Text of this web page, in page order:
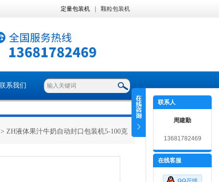
定量包装机 颗粒包装机
系我们
ZH液体果汁牛奶自动封口包装机5-100克
联系人
周建勤
13681782469
在线客服